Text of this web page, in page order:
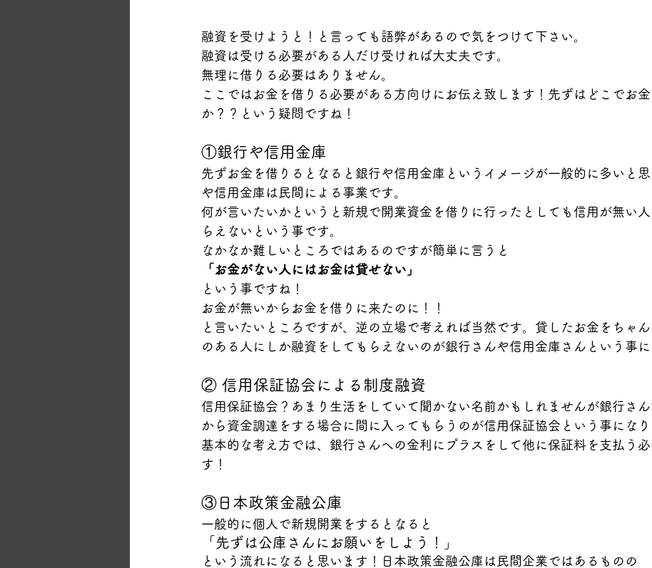
融資を受けようと！と言っても語弊があるので気をつけて下さい。
融資は受ける必要がある人だけ受ければ大丈夫です。
無理に借りる必要はありません。
ここではお金を借りる必要がある方向けにお伝え致します！先ずはどこでお
か？？という疑問ですね！
①銀行や信用金庫
先ずお金を借りるとなると銀行や信用金庫というイメージが一般的に多いと
や信用金庫は民間による事業です。
何が言いたいかというと新規で開業資金を借りに行ったとしても信用が無い人
らえないという事です。
なかなか難しいところではあるのですが簡単に言うと
「お金がない人にはお金は貸せない」
という事ですね！
お金が無いからお金を借りに来たのに！！
と言いたいところですが、逆の立場で考えれば当然です。貸したお金をちゃ
のある人にしか融資をしてもらえないのが銀行さんや信用金庫さんという事に
② 信用保証協会による制度融資
信用保証協会？あまり生活をしていて聞かない名前かもしれませんが銀行さ
から資金調達をする場合に間に入ってもらうのが信用保証協会という事になり
基本的な考え方では、銀行さんへの金利にプラスをして他に保証料を支払う必
す！
③日本政策金融公庫
一般的に個人で新規開業をするとなると
「先ずは公庫さんにお願いをしよう！」
という流れになると思います！日本政策金融公庫は民間企業ではあるものの